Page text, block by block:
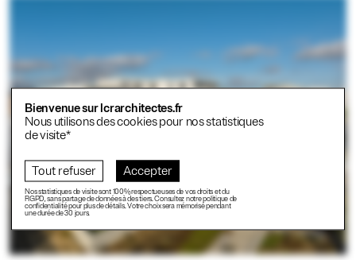
Bienvenue sur lcrarchitectes.fr
Nous utilisons des cookies pour nos statistiques
de visite*
Tout refuser Accepter
Nos statistiques de visite sont 100% respectueuses de vos droits et du
RGPD, sans partage de données à des tiers. Consultez notre politique de
confidentialité pour plus de détails. Votre choix sera mémorisé pendant
une durée de 30 jours.